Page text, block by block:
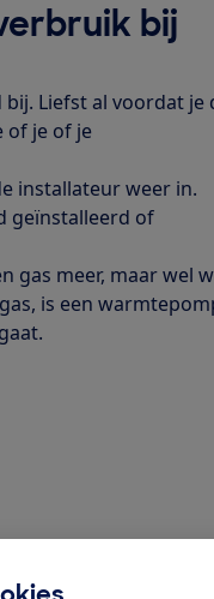
bij
Liefst al voordat je
of je of je
installateur weer in.
geïnstalleerd of
gas meer, maar wel
is een